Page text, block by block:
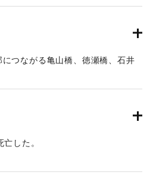
タル拓本」による。
害調査報告書（土木学会西部支部,
欄及び橋体が川下に向かってへの
岸残存部、最後に左岸残存部と
その後約30分～1時間を経て渦流
害調査報告書（土木学会西部支部,
つながる亀山橋、徳瀬橋、石井
と砂に埋まり、住宅は片っ端から
は日隈小学校や神社などで避難
六,1955）】
した。